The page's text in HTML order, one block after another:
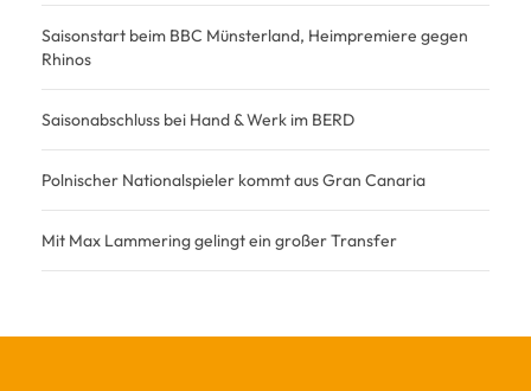
Saisonstart beim BBC Münsterland, Heimpremiere gegen
Rhinos
Saisonabschluss bei Hand & Werk im BERD
Polnischer Nationalspieler kommt aus Gran Canaria
Mit Max Lammering gelingt ein großer Transfer